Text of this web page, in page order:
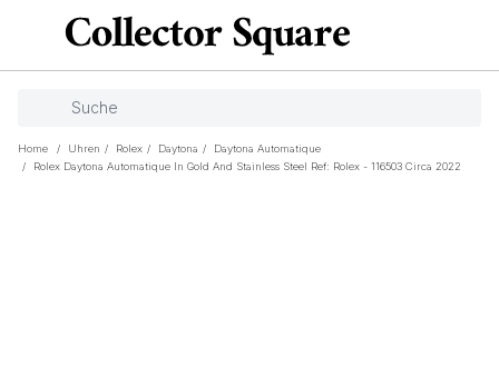
Home / Uhren / Rolex / Daytona /
Daytona Automatique
/
Rolex Daytona Automatique In Gold And Stainless Steel Ref: Rolex - 116503 Circa 2022